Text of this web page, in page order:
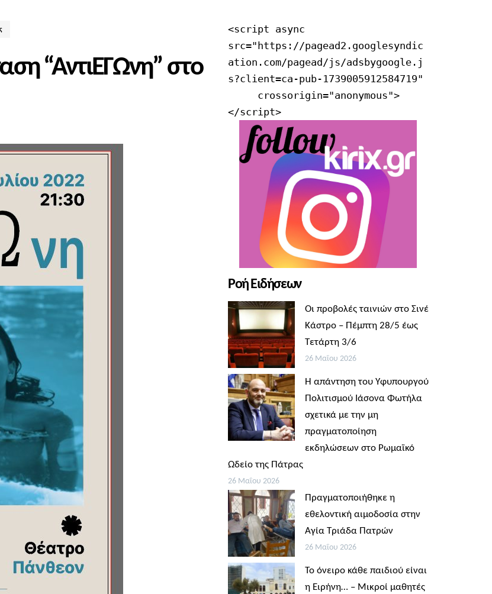
“ΑντιΕΓΩνη” στο
<script async
src="https://pagead2.googlesyndic
ation.com/pagead/js/adsbygoogle.j
s?client=ca-pub-1739005912584719"
</script>
Ροή Ειδήσεων
Οι προβολές ταινιών στο Σινέ
Κάστρο – Πέμπτη 28/5 έως
Τετάρτη 3/6
26 Μαΐου 2026
Η απάντηση του Υφυπουργού
Πολιτισμού Ιάσονα Φωτήλα
σχετικά με την μη
πραγματοποίηση
εκδηλώσεων στο Ρωμαϊκό
Ωδείο της Πάτρας
26 Μαΐου 2026
Πραγματοποιήθηκε η
εθελοντική αιμοδοσία στην
Αγία Τριάδα Πατρών
26 Μαΐου 2026
Το όνειρο κάθε παιδιού είναι
η Ειρήνη… – Μικροί μαθητές